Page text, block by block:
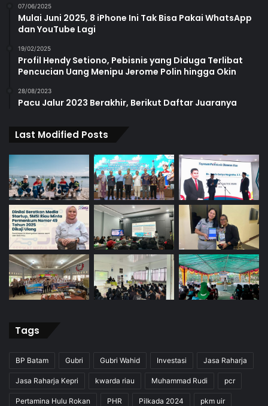
07/06/2025
Mulai Juni 2025, 8 iPhone Ini Tak Bisa Pakai WhatsApp
dan YouTube Lagi
19/02/2025
Profil Hendy Setiono, Pebisnis yang Diduga Terlibat
Pencucian Uang Menipu Jerome Polin hingga Okin
28/08/2023
Pacu Jalur 2023 Berakhir, Berikut Daftar Juaranya
Last Modified Posts
Tags
BP Batam Gubri Gubri Wahid Investasi Jasa Raharja
Jasa Raharja Kepri kwarda riau Muhammad Rudi pcr
Pertamina Hulu Rokan PHR Pilkada 2024 pkm uir